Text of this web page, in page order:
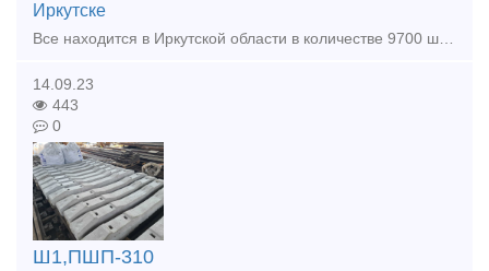
Иркутске
Все находится в Иркутской области в количестве 9700 шт. Шпала новая, не б/у про-во 2016-2018 год
14.09.23
443
0
Ш1,ПШП-310